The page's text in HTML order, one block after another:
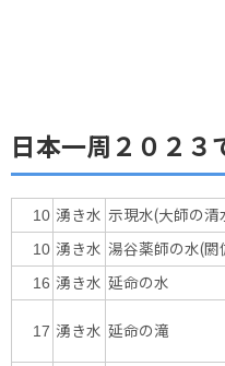
日本一周２０２３
10 湧き水 示現水(大師の清
10 湧き水 湯谷薬師の水(閼
16 湧き水 延命の水
17 湧き水 延命の滝